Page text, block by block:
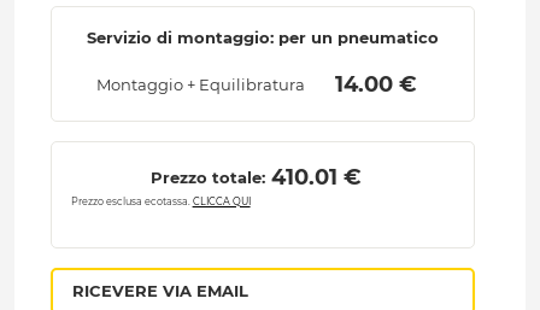
Servizio di montaggio: per un pneumatico
Montaggio + Equilibratura 14.00 €
Prezzo totale: 410.01 €
Prezzo esclusa ecotassa. CLICCA QUI
RICEVERE VIA EMAIL